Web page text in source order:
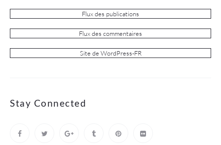
Flux des publications
Flux des commentaires
Site de WordPress-FR
Stay Connected